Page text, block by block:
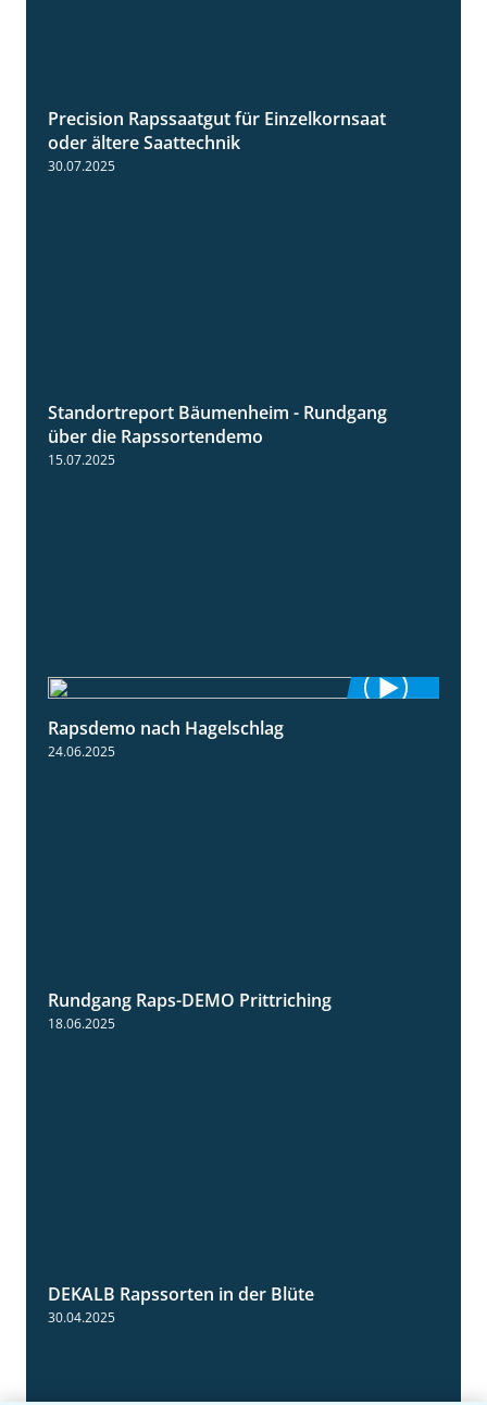
2:05
Precision Rapssaatgut für Einzelkornsaat
oder ältere Saattechnik
30.07.2025
6:03
Standortreport Bäumenheim - Rundgang
über die Rapssortendemo
15.07.2025
Rapsdemo nach Hagelschlag
24.06.2025
Rundgang Raps-DEMO Prittriching
18.06.2025
DEKALB Rapssorten in der Blüte
30.04.2025